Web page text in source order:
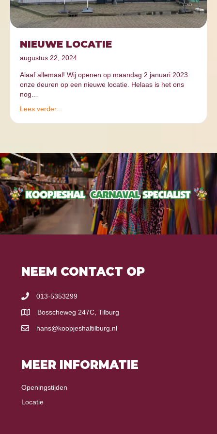
NIEUWE LOCATIE
augustus 22, 2024
Alaaf allemaal! Wij openen op maandag 2 januari 2023
onze deuren op een nieuwe locatie. Helaas is het ons
nog…
Lees verder...
NEEM CONTACT OP
013-5353299
Bosscheweg 247C, Tilburg
hans@koopjeshaltilburg.nl
MEER INFORMATIE
Openingstijden
Locatie